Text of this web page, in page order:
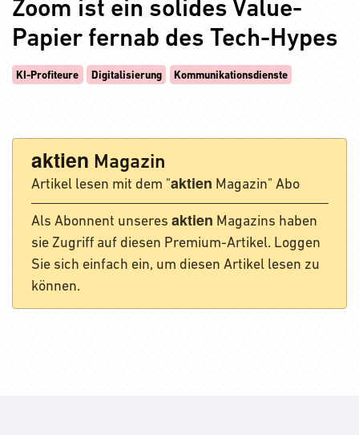
Zoom ist ein solides Value-
Papier fernab des Tech-Hypes
KI-Profiteure Digitalisierung Kommunikationsdienste
aktien Magazin
Artikel lesen mit dem "aktien Magazin" Abo
Als Abonnent unseres aktien Magazins haben
sie Zugriff auf diesen Premium-Artikel. Loggen
Sie sich einfach ein, um diesen Artikel lesen zu
können.